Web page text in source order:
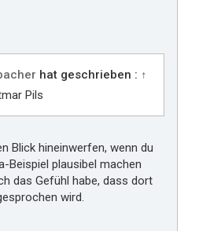
m
i
hat geschrieben : ↑
Pils
Blick hineinwerfen, wenn du
Beispiel plausibel machen
das Gefühl habe, dass dort
wird.